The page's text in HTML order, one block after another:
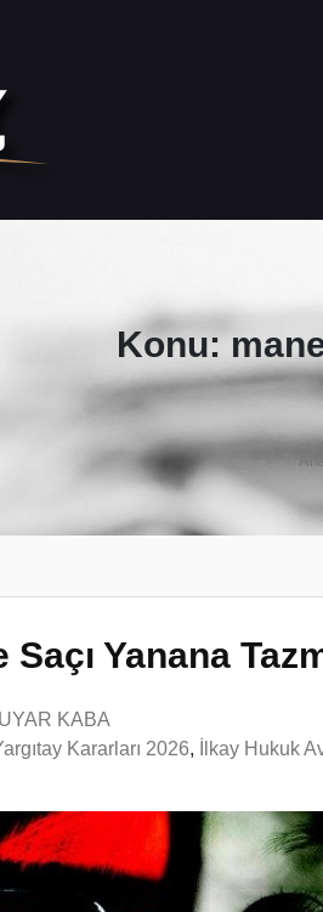
Konu:
Saçı Yanana
KABA
Kararları 2026, İlkay Hukuk